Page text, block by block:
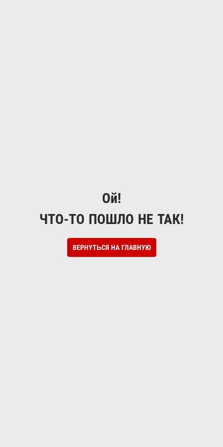
Ой!
ЧТО-ТО ПОШЛО НЕ ТАК!
ВЕРНУТЬСЯ НА ГЛАВНУЮ